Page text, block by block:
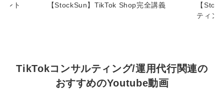
ント 【StockSun】TikTok Shop完全講義
【
ティン
TikTokコンサルティング/運用代行関連の
おすすめのYoutube動画